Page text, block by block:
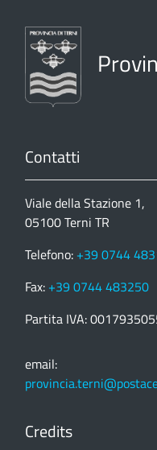
Contatti
Viale della Stazione 1,
05100 Terni TR
Telefono: +39 0744
Fax: +39 0744 483250
Partita IVA:
email:
Credits